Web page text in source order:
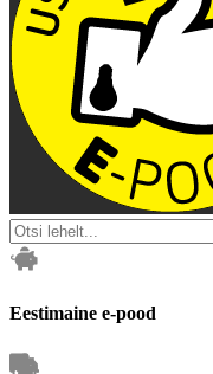
Eestimaine e-pood